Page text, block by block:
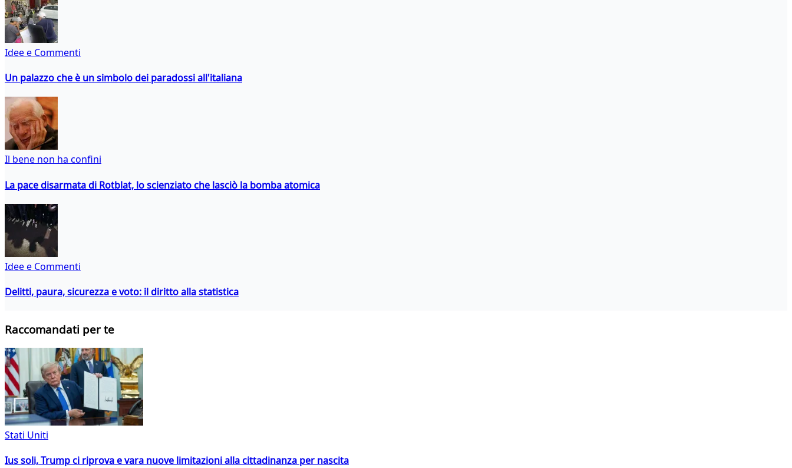
Idee e Commenti
Un palazzo che è un simbolo dei paradossi all'italiana
Il bene non ha confini
La pace disarmata di Rotblat, lo scienziato che lasciò la bomba atomica
Idee e Commenti
Delitti, paura, sicurezza e voto: il diritto alla statistica
Raccomandati per te
Stati Uniti
Ius soli, Trump ci riprova e vara nuove limitazioni alla cittadinanza per nascita